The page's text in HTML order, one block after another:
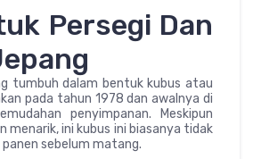
Persegi Dan
tumbuh dalam bentuk kubus atau
pada tahun 1978 dan awalnya di
penyimpanan. Meskipun
menarik, ini kubus ini biasanya tidak
sebelum matang.